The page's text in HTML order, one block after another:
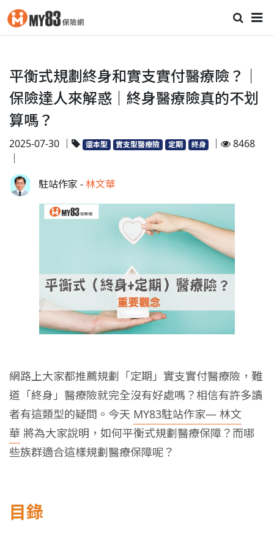
平衡式規劃終身和實支實付醫療險？｜
保險達人來解惑｜終身醫療險真的不划
算嗎？
2025-07-30 ｜ 還本型 實支型醫療險 定期 終身 ｜
8468
駐站作家 -林文華
網路上大家都推薦規劃「定期」實支實付醫療險，難
道「終身」醫療險就完全沒有好處嗎？相信有許多讀
者有這類型的疑問。今天 MY83駐站作家— 林文
華 將為大家說明，如何平衡式規劃醫療保障？而哪
些族群適合這樣規劃醫療保障呢？
目錄